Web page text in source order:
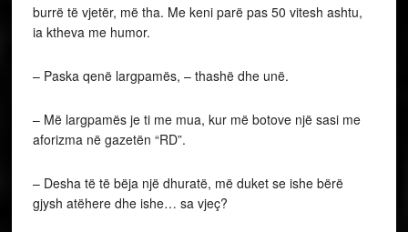
burrë të vjetër, më tha. Me keni parë pas 50 vitesh ashtu,
ia ktheva me humor.
– Paska qenë largpamës, – thashë dhe unë.
– Më largpamës je ti me mua, kur më botove një sasi me
aforizma në gazetën “RD”.
– Desha të të bëja një dhuratë, më duket se ishe bërë
gjysh atëhere dhe ishe… sa vjeç?